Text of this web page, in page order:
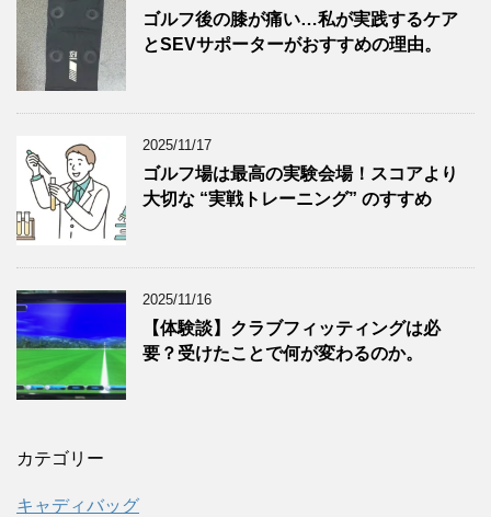
ゴルフ後の膝が痛い…私が実践するケア
とSEVサポーターがおすすめの理由。
2025/11/17
ゴルフ場は最高の実験会場！スコアより
大切な “実戦トレーニング” のすすめ
2025/11/16
【体験談】クラブフィッティングは必
要？受けたことで何が変わるのか。
カテゴリー
キャディバッグ